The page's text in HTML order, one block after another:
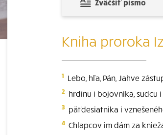
Kniha proroka
1 Lebo, hľa, Pán, Jahve
2 hrdinu i bojovníka, sudcu
3 päťdesiatnika i
4 Chlapcov im dám za